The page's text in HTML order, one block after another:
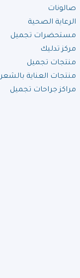
صالونات
الرعاية الصحية
مستحضرات تجميل
مركز تدليك
منتجات تجميل
منتجات العناية بالشعر
مراكز جراحات تجميل